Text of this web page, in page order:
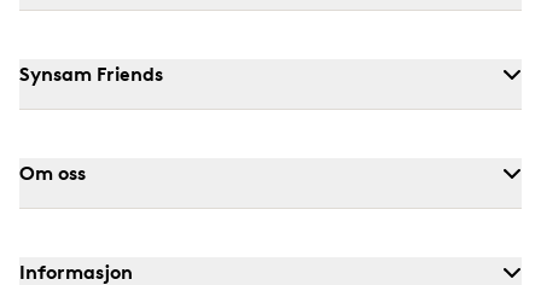
Synsam Friends
Om oss
Informasjon